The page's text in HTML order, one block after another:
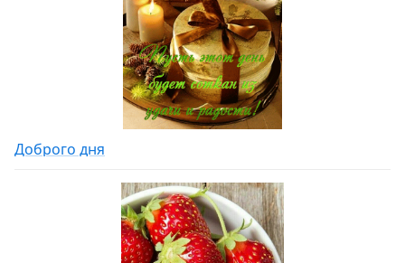
Доброго дня